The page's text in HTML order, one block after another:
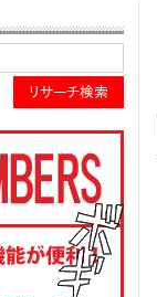
リサーチ検索